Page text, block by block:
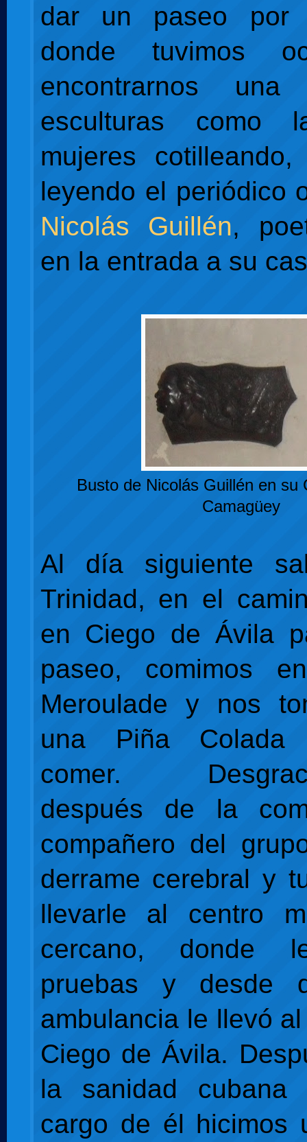
dar un paseo por
donde tuvimos
encontrarnos
esculturas
mujeres
leyendo el periódico
Nicolás Guillén,
en la entrada a su
Busto de Nicolás Guillén en su
Camagüey
Al día siguiente
Trinidad, en el
en Ciego de Ávila
paseo, comimos
Meroulade y nos
una Piña
comer.
después de la
compañero del
derrame cerebral y
llevarle al centro
cercano, donde
pruebas y desde
ambulancia le llevó
Ciego de Ávila.
la sanidad cubana
cargo de él hicimos